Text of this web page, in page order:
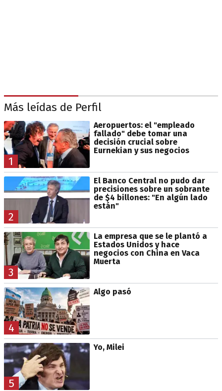
Más leídas de Perfil
1
Aeropuertos: el "empleado
fallado" debe tomar una
decisión crucial sobre
Eurnekian y sus negocios
2
El Banco Central no pudo dar
precisiones sobre un sobrante
de $4 billones: "En algún lado
están"
3
La empresa que se le plantó a
Estados Unidos y hace
negocios con China en Vaca
Muerta
4
Algo pasó
5
Yo, Milei